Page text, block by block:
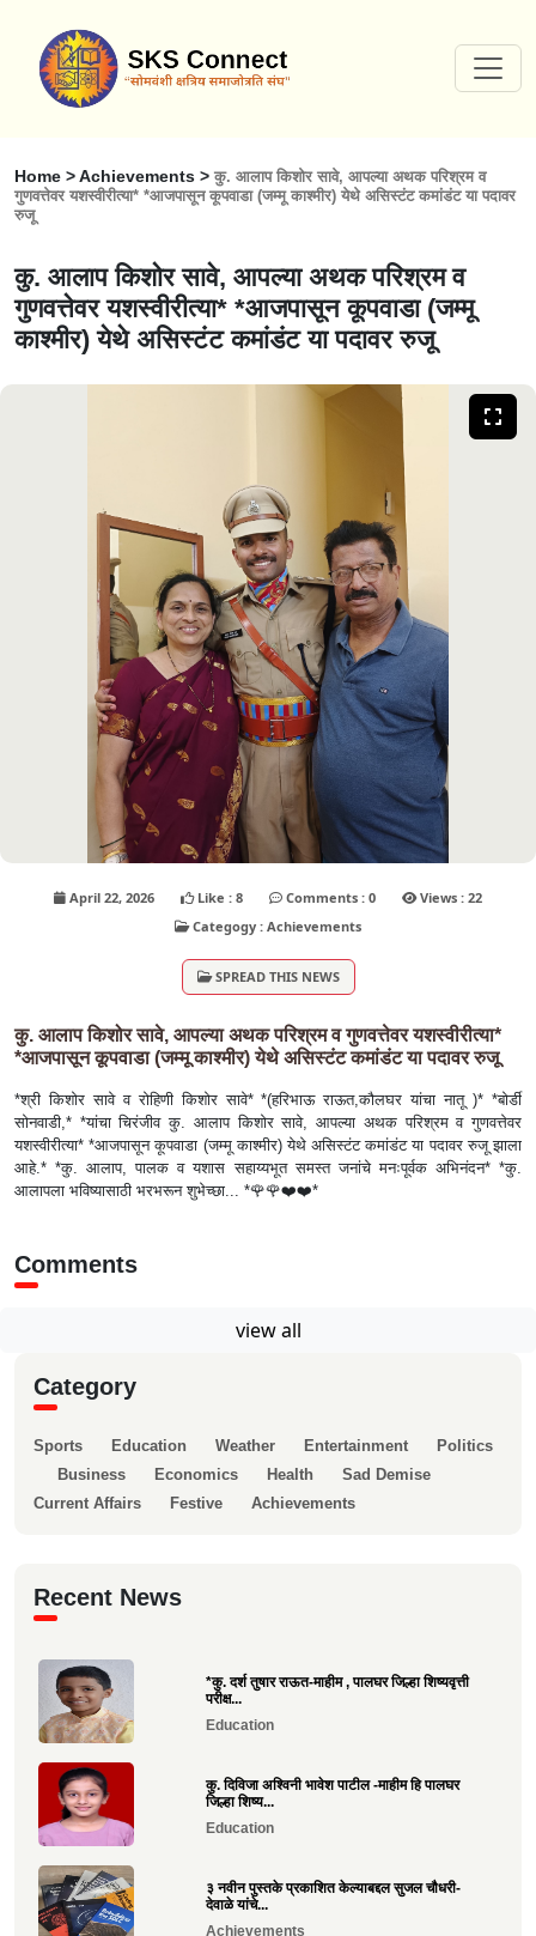
Home > Achievements > कु. आलाप किशोर सावे, आपल्या अथक परिश्रम व
गुणवत्तेवर यशस्वीरीत्या* *आजपासून कूपवाडा (जम्मू काश्मीर) येथे असिस्टंट कमांडंट या पदावर
रुजू
कु. आलाप किशोर सावे, आपल्या अथक परिश्रम व
गुणवत्तेवर यशस्वीरीत्या* *आजपासून कूपवाडा (जम्मू
काश्मीर) येथे असिस्टंट कमांडंट या पदावर रुजू
April 22, 2026 Like : 8 Comments : 0
Views : 22
Categogy : Achievements
SPREAD THIS NEWS
कु. आलाप किशोर सावे, आपल्या अथक परिश्रम व गुणवत्तेवर यशस्वीरीत्या*
*आजपासून कूपवाडा (जम्मू काश्मीर) येथे असिस्टंट कमांडंट या पदावर रुजू
*श्री किशोर सावे व रोहिणी किशोर सावे* *(हरिभाऊ राऊत,कौलघर यांचा नातू )* *बोर्डी
सोनवाडी,* *यांचा चिरंजीव कु. आलाप किशोर सावे, आपल्या अथक परिश्रम व गुणवत्तेवर
यशस्वीरीत्या* *आजपासून कूपवाडा (जम्मू काश्मीर) येथे असिस्टंट कमांडंट या पदावर रुजू झाला
आहे.* *कु. आलाप, पालक व यशास सहाय्यभूत समस्त जनांचे मनःपूर्वक अभिनंदन* *कु.
आलापला भविष्यासाठी भरभरून शुभेच्छा... *🌹🌹❤️❤️*
Comments
view all
Category
Sports Education Weather Entertainment
Politics
Business
Economics Health
Sad Demise
Current Affairs
Festive Achievements
Recent News
*कु. दर्श तुषार राऊत-माहीम , पालघर जिल्हा शिष्यवृत्ती
परीक्ष...
Education
कु. दिविजा अश्विनी भावेश पाटील -माहीम हि पालघर
जिल्हा शिष्य...
Education
३ नवीन पुस्तके प्रकाशित केल्याबद्दल सुजल चौधरी-
देवाळे यांचे...
Achievements